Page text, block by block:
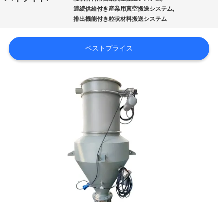
工
連続供給付き産業用真空搬送システム,
排出機能付き粒状材料搬送システム
ベストプライス